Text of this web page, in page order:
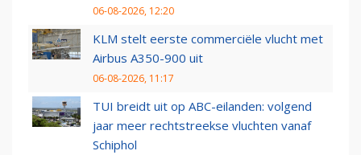
06-08-2026, 12:20
KLM stelt eerste commerciële vlucht met
Airbus A350-900 uit
06-08-2026, 11:17
TUI breidt uit op ABC-eilanden: volgend
jaar meer rechtstreekse vluchten vanaf
Schiphol